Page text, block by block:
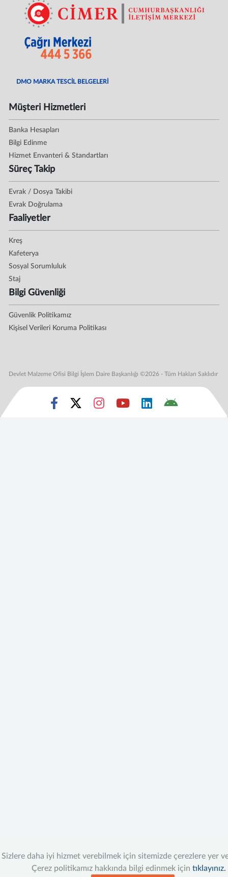
Sizlere daha iyi hizmet verebilmek için sitemizde çerezlere yer
Çerez politikamız hakkında bilgi edinmek için tıklayınız.
DMO MARKA TESCİL BELGELERİ
Müşteri Hizmetleri
Banka Hesapları
Bilgi Edinme
Hizmet Envanteri & Standartları
Süreç Takip
Evrak / Dosya Takibi
Evrak Doğrulama
Faaliyetler
Kreş
Kafeterya
Sosyal Sorumluluk
Staj
Bilgi Güvenliği
Güvenlik Politikamız
Kişisel Verileri Koruma Politikası
Devlet Malzeme Ofisi Bilgi İşlem Daire Başkanlığı ©2026 - Tüm Hakları Saklıdır